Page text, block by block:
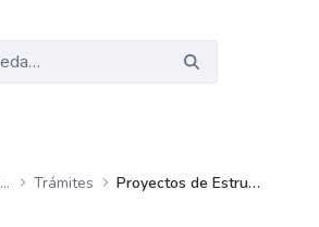
Asociaciones Público Privadas – APP Trámites Proyectos de Estructuración